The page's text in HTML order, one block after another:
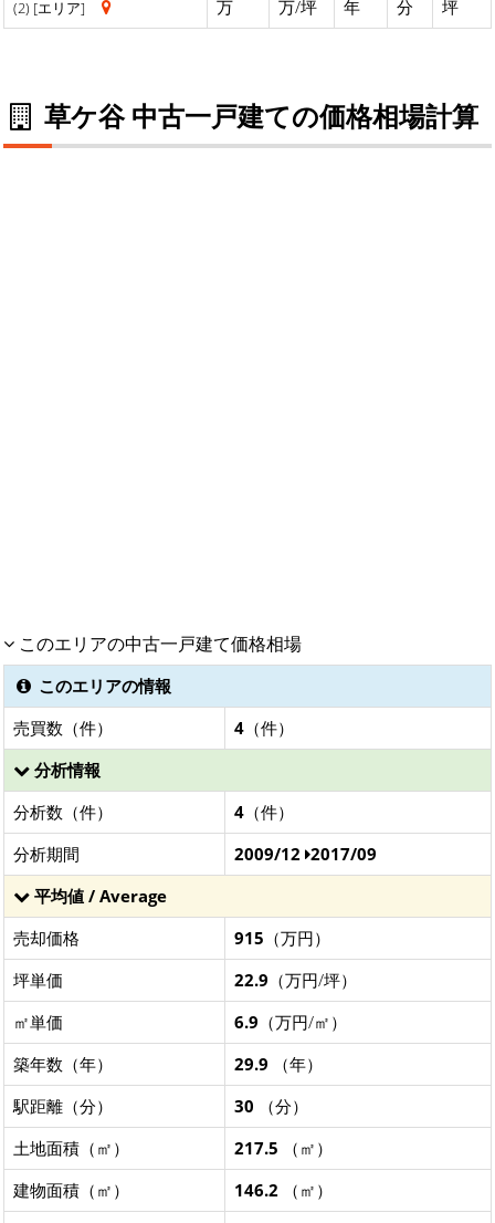
(2) [エリア]
万
万/坪
年
分
坪
草ケ谷 中古一戸建ての価格相場計算
このエリアの中古一戸建て価格相場
このエリアの情報
売買数（件）
4 （件）
分析情報
分析数（件）
4 （件）
分析期間
2009/12 2017/09
平均値 / Average
売却価格
915 （万円）
坪単価
22.9 （万円/坪）
㎡単価
6.9 （万円/㎡）
築年数（年）
29.9 （年）
駅距離（分）
30 （分）
土地面積（㎡）
217.5 （㎡）
建物面積（㎡）
146.2 （㎡）